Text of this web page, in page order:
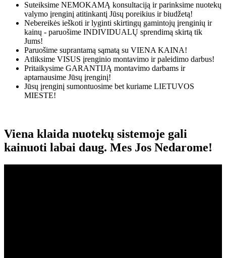
Suteiksime NEMOKAMĄ konsultaciją ir parinksime nuotekų
valymo įrenginį atitinkantį Jūsų poreikius ir biudžetą!
Nebereikės ieškoti ir lyginti skirtingų gamintojų įrenginių ir
kainų - paruošime INDIVIDUALŲ sprendimą skirtą tik
Jums!
Paruošime suprantamą sąmatą su VIENA KAINA!
Atliksime VISUS įrenginio montavimo ir paleidimo darbus!
Pritaikysime GARANTIJĄ montavimo darbams ir
aptarnausime Jūsų įrenginį!
Jūsų įrenginį sumontuosime bet kuriame LIETUVOS
MIESTE!
Viena klaida nuotekų sistemoje gali
kainuoti labai daug. Mes Jos Nedarome!